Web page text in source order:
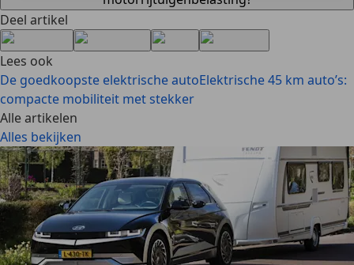
Deel artikel
Lees ook
De goedkoopste elektrische autoElektrische 45 km auto’s:
compacte mobiliteit met stekker
Alle artikelen
Alles bekijken